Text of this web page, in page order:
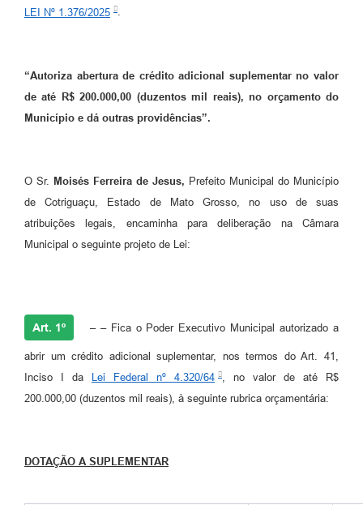
Contas Públicas
Editais
Links
Enquete
Jornal
Diário Oficial
Contato
LEI Nº 1.376/2025 .
“Autoriza abertura de crédito adicional suplementar no valor
de até R$ 200.000,00 (duzentos mil reais), no orçamento do
Município e dá outras providências”.
O Sr. Moisés Ferreira de Jesus, Prefeito Municipal do Município
de Cotriguaçu, Estado de Mato Grosso, no uso de suas
atribuições legais, encaminha para deliberação na Câmara
Municipal o seguinte projeto de Lei:
Art. 1º – – Fica o Poder Executivo Municipal autorizado a
abrir um crédito adicional suplementar, nos termos do Art. 41,
Inciso I da
Lei Federal nº 4.320/64
, no valor de até R$
200.000,00 (duzentos mil reais), à seguinte rubrica orçamentária:
DOTAÇÃO A SUPLEMENTAR